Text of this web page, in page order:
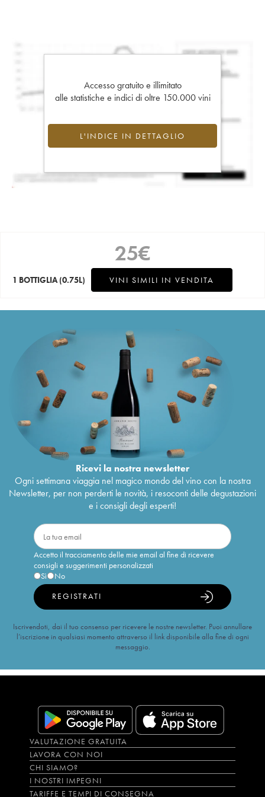
Accesso gratuito e illimitato
alle statistiche e indici di oltre 150.000 vini
L'INDICE IN DETTAGLIO
25€
1 BOTTIGLIA (0.75L) VINI SIMILI IN VENDITA
Ricevi la nostra newsletter
Ogni settimana viaggia nel magico mondo del vino con la nostra
Newsletter, per non perderti le novità, i resoconti delle degustazioni
e i consigli degli esperti!
Accetto il tracciamento delle mie email al fine di ricevere
consigli e suggerimenti personalizzati
Sì
No
REGISTRATI
Iscrivendoti, dai il tuo consenso per ricevere le nostre newsletter. Puoi annullare
l’iscrizione in qualsiasi momento attraverso il link disponibile alla fine di ogni
messaggio.
VALUTAZIONE GRATUITA
LAVORA CON NOI
CHI SIAMO?
I NOSTRI IMPEGNI
TARIFFE E TEMPI DI CONSEGNA